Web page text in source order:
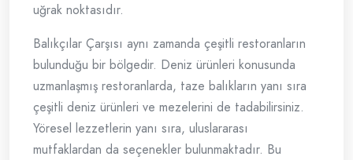
uğrak noktasıdır.
Balıkçılar Çarşısı aynı zamanda çeşitli restoranların
bulunduğu bir bölgedir. Deniz ürünleri konusunda
uzmanlaşmış restoranlarda, taze balıkların yanı sıra
çeşitli deniz ürünleri ve mezelerini de tadabilirsiniz.
Yöresel lezzetlerin yanı sıra, uluslararası
mutfaklardan da seçenekler bulunmaktadır. Bu